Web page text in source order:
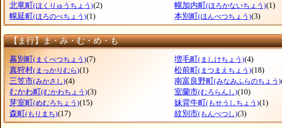
北竜町(ほくりゅうちょう)(2) 幌加内町(ほろかないちょう)
幌延町(ほろのべちょう)(1) 本別町(ほんべつちょう)(3)
【ま行】ま・み・む・め・も
幕別町(まくべつちょう)(7) 増毛町(ましけちょう)(4)
真狩村(まっかりむら)(1) 松前町(まつまえちょう)(18)
三笠市(みかさし)(4) 南富良野町(みなみふらのちょう)
むかわ町(むかわちょう)(3) 室蘭市(むろらんし)(10)
芽室町(めむろちょう)(15) 妹背牛町(もせうしちょう)(1)
森町(もりまち)(17) 紋別市(もんべつし)(3)